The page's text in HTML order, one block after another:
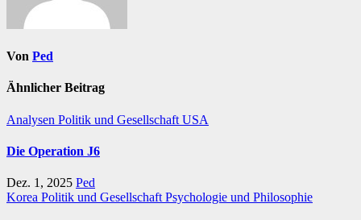
Von Ped
Ähnlicher Beitrag
Analysen Politik und Gesellschaft USA
Die Operation J6
Dez. 1, 2025 Ped
Korea Politik und Gesellschaft Psychologie und Philosophie